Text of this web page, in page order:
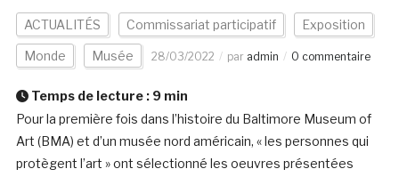
ACTUALITÉS Commissariat participatif Exposition
Monde Musée 28/03/2022 par admin 0 commentaire
Temps de lecture : 9 min
Pour la première fois dans l’histoire du Baltimore Museum of
Art (BMA) et d’un musée nord américain, « les personnes qui
protègent l’art » ont sélectionné les oeuvres présentées